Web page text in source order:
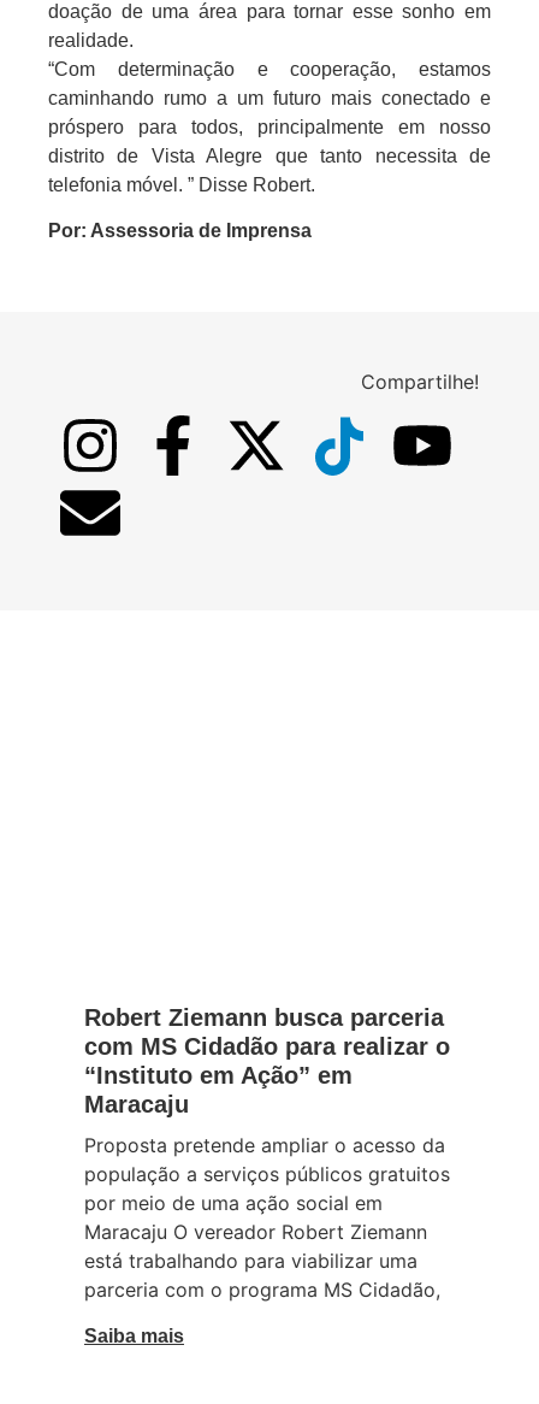
doação de uma área para tornar esse sonho em
realidade.
“Com determinação e cooperação, estamos
caminhando rumo a um futuro mais conectado e
próspero para todos, principalmente em nosso
distrito de Vista Alegre que tanto necessita de
telefonia móvel. ” Disse Robert.
Por: Assessoria de Imprensa
Compartilhe!
Robert Ziemann busca parceria
com MS Cidadão para realizar o
“Instituto em Ação” em
Maracaju
Proposta pretende ampliar o acesso da
população a serviços públicos gratuitos
por meio de uma ação social em
Maracaju O vereador Robert Ziemann
está trabalhando para viabilizar uma
parceria com o programa MS Cidadão,
Saiba mais